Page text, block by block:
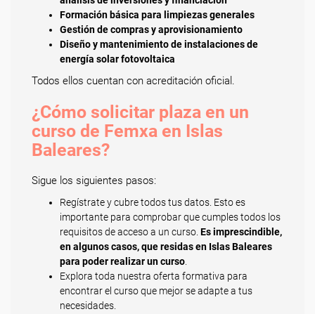
Formación básica para limpiezas generales
Gestión de compras y aprovisionamiento
Diseño y mantenimiento de instalaciones de
energía solar fotovoltaica
Todos ellos cuentan con acreditación oficial.
¿Cómo solicitar plaza en un
curso de Femxa en Islas
Baleares?
Sigue los siguientes pasos:
Regístrate y cubre todos tus datos. Esto es
importante para comprobar que cumples todos los
requisitos de acceso a un curso. Es imprescindible,
en algunos casos, que residas en Islas Baleares
para poder realizar un curso
Explora toda nuestra oferta formativa para
encontrar el curso que mejor se adapte a tus
necesidades.